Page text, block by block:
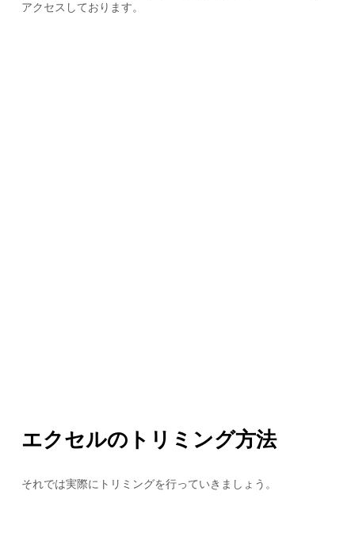
アクセスしております。
エクセルのトリミング方法
それでは実際にトリミングを行っていきましょう。